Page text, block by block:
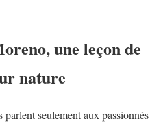
une leçon de
nature
seulement aux passionnés